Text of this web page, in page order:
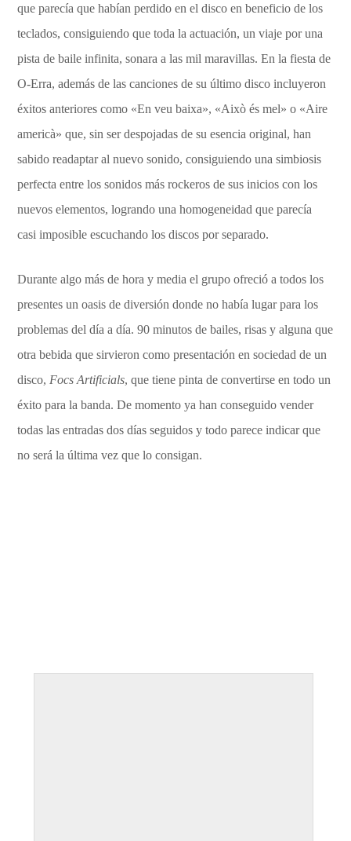
que parecía que habían perdido en el disco en beneficio de los
teclados, consiguiendo que toda la actuación, un viaje por una
pista de baile infinita, sonara a las mil maravillas. En la fiesta de
O-Erra, además de las canciones de su último disco incluyeron
éxitos anteriores como «En veu baixa», «Això és mel» o «Aire
americà» que, sin ser despojadas de su esencia original, han
sabido readaptar al nuevo sonido, consiguiendo una simbiosis
perfecta entre los sonidos más rockeros de sus inicios con los
nuevos elementos, logrando una homogeneidad que parecía
casi imposible escuchando los discos por separado.
Durante algo más de hora y media el grupo ofreció a todos los
presentes un oasis de diversión donde no había lugar para los
problemas del día a día. 90 minutos de bailes, risas y alguna que
otra bebida que sirvieron como presentación en sociedad de un
disco, Focs Artificials, que tiene pinta de convertirse en todo un
éxito para la banda. De momento ya han conseguido vender
todas las entradas dos días seguidos y todo parece indicar que
no será la última vez que lo consigan.